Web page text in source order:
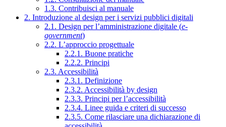
1.3. Contribuisci al manuale
2. Introduzione al design per i servizi pubblici digitali
2.1. Design per l’amministrazione digitale (e-
government)
2.2. L’approccio progettuale
2.2.1. Buone pratiche
2.2.2. Principi
2.3. Accessibilità
2.3.1. Definizione
2.3.2. Accessibilità by design
2.3.3. Principi per l’accessibilità
2.3.4. Linee guida e criteri di successo
2.3.5. Come rilasciare una dichiarazione di